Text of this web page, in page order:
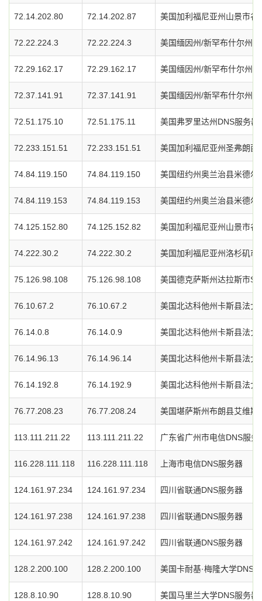
72.14.202.80 72.14.202.87 美国加利福尼亚州山景市谷
72.22.224.3 72.22.224.3 美国缅因州/新罕布什尔州
72.29.162.17 72.29.162.17 美国缅因州/新罕布什尔州
72.37.141.91 72.37.141.91 美国缅因州/新罕布什尔州
72.51.175.10 72.51.175.11 美国弗罗里达州DNS服务器
72.233.151.51 72.233.151.51 美国加利福尼亚州圣弗朗西
74.84.119.150 74.84.119.150 美国纽约州奥兰治县米德
74.84.119.153 74.84.119.153 美国纽约州奥兰治县米德
74.125.152.80 74.125.152.82 美国加利福尼亚州山景市谷
74.222.30.2 74.222.30.2 美国加利福尼亚州洛杉矶
75.126.98.108 75.126.98.108 美国德克萨斯州达拉斯市
76.10.67.2 76.10.67.2 美国北达科他州卡斯县法
76.14.0.8 76.14.0.9 美国北达科他州卡斯县法
76.14.96.13 76.14.96.14 美国北达科他州卡斯县法
76.14.192.8 76.14.192.9 美国北达科他州卡斯县法
76.77.208.23 76.77.208.24 美国堪萨斯州布朗县艾维
113.111.211.22 113.111.211.22 广东省广州市电信DNS服务
116.228.111.118 116.228.111.118 上海市电信DNS服务器
124.161.97.234 124.161.97.234 四川省联通DNS服务器
124.161.97.238 124.161.97.238 四川省联通DNS服务器
124.161.97.242 124.161.97.242 四川省联通DNS服务器
128.2.200.100 128.2.200.100 美国卡耐基·梅隆大学DNS
128.8.10.90 128.8.10.90 美国马里兰大学DNS服务器